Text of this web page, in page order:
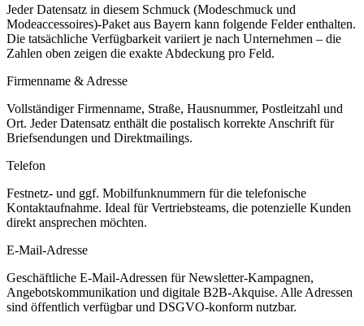
Jeder Datensatz in diesem Schmuck (Modeschmuck und
Modeaccessoires)-Paket aus Bayern kann folgende Felder enthalten.
Die tatsächliche Verfügbarkeit variiert je nach Unternehmen – die
Zahlen oben zeigen die exakte Abdeckung pro Feld.
Firmenname & Adresse
Vollständiger Firmenname, Straße, Hausnummer, Postleitzahl und
Ort. Jeder Datensatz enthält die postalisch korrekte Anschrift für
Briefsendungen und Direktmailings.
Telefon
Festnetz- und ggf. Mobilfunknummern für die telefonische
Kontaktaufnahme. Ideal für Vertriebsteams, die potenzielle Kunden
direkt ansprechen möchten.
E-Mail-Adresse
Geschäftliche E-Mail-Adressen für Newsletter-Kampagnen,
Angebotskommunikation und digitale B2B-Akquise. Alle Adressen
sind öffentlich verfügbar und DSGVO-konform nutzbar.